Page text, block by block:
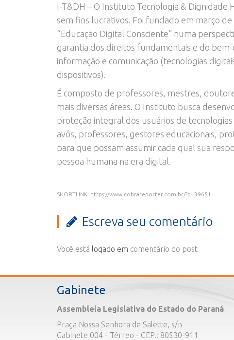
I-T&DH – O Instituto Tecnologia & Dignidade
sem fins lucrativos. Foi fundado em março
“Educação Digital Consciente” numa
garantia dos direitos fundamentais e do
informação e comunicação (tecnologias
dispositivos).
É composto de professores, mestres,
mais diversas áreas. O Instituto busca
proteção integral dos usuários de
avós, professores, gestores educacionais,
para que possam assumir cada qual sua
pessoa humana na era digital.
SHORTLINK: https://www.cobrareporter.com.br/?p=39651
Escreva seu comentário
Você está logado em comentário do post
Gabinete
Assembleia Legislativa do Estado do Paraná
Praça Nossa Senhora de Salette, s/n
Gabinete 004 - Térreo - CEP.: 80530-911